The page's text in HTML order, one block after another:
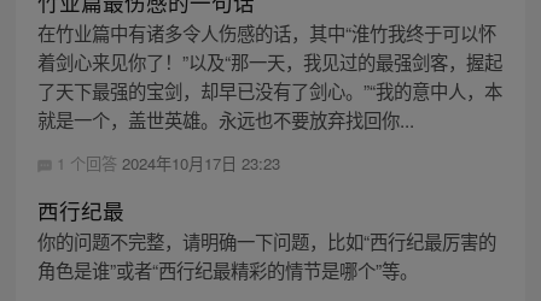
在竹业篇中有诸多令人伤感的话，其中“淮竹我终于可以怀
着剑心来见你了！”以及“那一天，我见过的最强剑客，握起
了天下最强的宝剑，却早已没有了剑心。”“我的意中人，本
就是一个，盖世英雄。永远也不要放弃找回你...
1 个回答 2024年10月17日 23:23
西行纪最
你的问题不完整，请明确一下问题，比如“西行纪最厉害的
角色是谁”或者“西行纪最精彩的情节是哪个”等。